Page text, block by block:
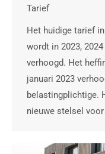
Tarief
Het huidige tarief
wordt in 2023,
verhoogd. Het
januari 2023
belastingplichtige.
nieuwe stelsel